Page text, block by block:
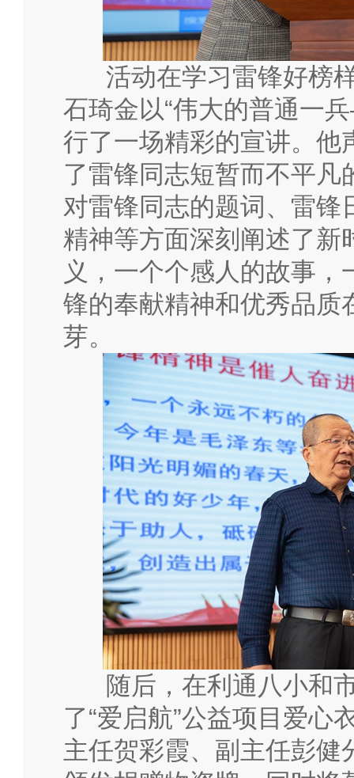
活动在学习雷锋好榜
石琦金以“伟大的普通一
行了一场精彩的宣讲。他
了雷锋同志短暂而不平凡
对雷锋同志的题词、雷锋
精神等方面深刻阐述了新
义，一个个感人的故事
锋的奉献精神和优秀品质
芽。
随后，在利通八小和
了“爱启航”公益项目爱心
主任贺彩霞、副主任彭健